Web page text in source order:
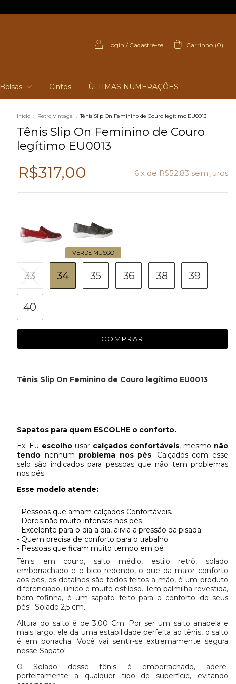
Login / Cadastre-se Carrinho (0)
Bolsas Cintos ÙLTIMAS NUMERAÇÕES
Início . Retro Vintage . Tênis Slip On Feminino de Couro legítimo EU0013
Tênis Slip On Feminino de Couro
legítimo EU0013
R$317,00 6 x de R$52,83 sem juros
VERDE MUSGO
33 34 35 36 38 39
40
Tênis Slip On Feminino de Couro legítimo EU0013
Sapatos para quem ESCOLHE o conforto.
Ex: Eu escolho usar calçados confortáveis, mesmo não
tendo nenhum problema nos pés. Calçados com esse
selo são indicados para pessoas que não tem problemas
nos pés.
Esse modelo atende:
- Pessoas que amam calçados Confortáveis.
- Dores não muito intensas nos pés
- Excelente para o dia a dia, alivia a pressão da pisada.
- Quem precisa de conforto para o trabalho
- Pessoas que ficam muito tempo em pé
Tênis em couro, salto médio, estilo retrô, solado
emborrachado e o bico redondo, o que da maior conforto
aos pés, os detalhes são todos feitos a mão, é um produto
diferenciado, único e muito estiloso. Tem palmilha revestida,
bem fofinha, é um sapato feito para o conforto do seus
pés! Solado 2,5 cm.
Altura do salto é de 3,00 Cm. Por ser um salto anabela e
mais largo, ele da uma estabilidade perfeita ao tênis, o salto
é em borracha. Você vai sentir-se extremamente segura
nesse Sapato!
O Solado desse tênis é emborrachado, adere
perfeitamente a qualquer tipo de superfície, evitando